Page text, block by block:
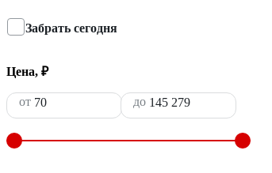
Забрать сегодня
Цена, ₽
от до